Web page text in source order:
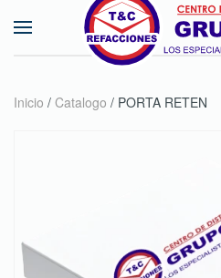
Skip to main content
Inicio / Catalogo / PORTA RETEN